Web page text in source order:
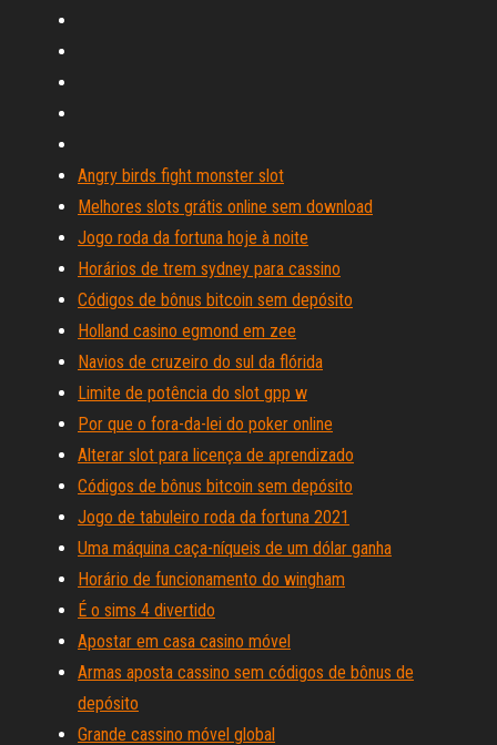
Angry birds fight monster slot
Melhores slots grátis online sem download
Jogo roda da fortuna hoje à noite
Horários de trem sydney para cassino
Códigos de bônus bitcoin sem depósito
Holland casino egmond em zee
Navios de cruzeiro do sul da flórida
Limite de potência do slot gpp w
Por que o fora-da-lei do poker online
Alterar slot para licença de aprendizado
Códigos de bônus bitcoin sem depósito
Jogo de tabuleiro roda da fortuna 2021
Uma máquina caça-níqueis de um dólar ganha
Horário de funcionamento do wingham
É o sims 4 divertido
Apostar em casa casino móvel
Armas aposta cassino sem códigos de bônus de
depósito
Grande cassino móvel global